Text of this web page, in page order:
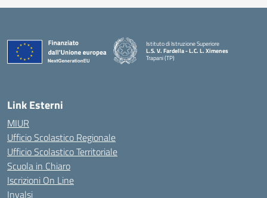
Istituto di Istruzione Superiore
L.S. V. Fardella - L.C. L. Ximenes
Trapani (TP)
Link Esterni
MIUR
Ufficio Scolastico Regionale
Ufficio Scolastico Territoriale
Scuola in Chiaro
Iscrizioni On Line
Invalsi